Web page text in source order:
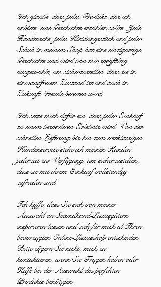
Ich glaube, dass jedes Produkt, das ich
anbiete, eine Geschichte erzählen sollte. Jede
Handtasche, jedes Kleidungsstück und jeder
Schuh in meinem Shop hat eine einzigartige
Geschichte und wird von mir sorgfältig
ausgewählt, um sicherzustellen, dass sie in
einwandfreiem Zustand ist und auch in
Zukunft Freude bereiten wird.
Ich setze mich dafür ein, dass jeder Einkauf
zu einem besonderen Erlebnis wird. Von der
schnellen Lieferung bis hin zum erstklassigen
Kundenservice stehe ich meinen Kunden
jederzeit zur Verfügung, um sicherzustellen,
dass sie mit ihrem Einkauf vollständig
zufrieden sind.
Ich hoffe, dass Sie sich von meiner
Auswahl an Secondhand-Luxusgütern
inspirieren lassen und sich für mich al Ihren
bevorzugten Online-Luxusshop entscheiden.
Bitte zögern Sie nicht, mich zu
kontaktieren, wenn Sie Fragen haben oder
Hilfe bei der Auswahl des perfekten
Produkts benötigen.